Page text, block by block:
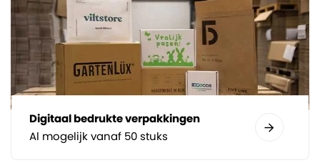
Digitaal bedrukte verpakkingen
Al mogelijk vanaf 50 stuks